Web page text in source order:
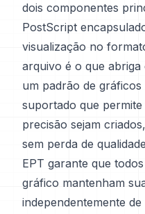
dois componentes
PostScript
visualização no
arquivo é o que abriga
um padrão de
suportado que permite
precisão sejam
sem perda de
EPT garante que
gráfico mantenham
independentemente